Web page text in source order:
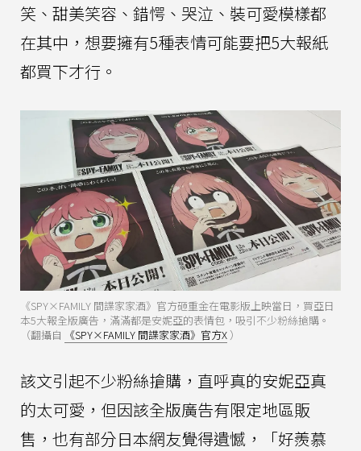
笑、甜美笑容、錯愕、哭泣、裝可愛模樣都
在其中，想要擁有5種表情可能要把5大報紙
都買下才行。
《SPY×FAMILY 間諜家家酒》官方砸重金在電影版上映當日，買亞日
本5大報全版廣告，滿滿都是安妮亞的表情包，吸引不少粉絲搶購。
（翻攝自
《SPY×FAMILY 間諜家家酒》官方X ）
該文引起不少粉絲搶購，直呼真的安妮亞真
的太可愛，但因該全版廣告有限定地區販
售，也有部分日本網友覺得遺憾，「好羨慕